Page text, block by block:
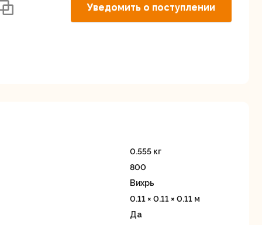
Уведомить о поступлении
0.555 кг
800
Вихрь
0.11 × 0.11 × 0.11 м
Да